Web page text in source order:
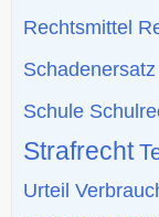
Rechtsmittel
Schadenersatz
Schule
Strafrecht
Urteil